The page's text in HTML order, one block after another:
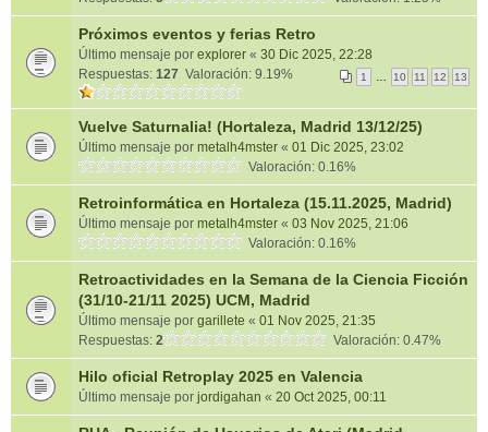
Próximos eventos y ferias Retro
Último mensaje por explorer « 30 Dic 2025, 22:28
Respuestas: 127 1 10 11 12 13
Valoración: 9.19%
Vuelve Saturnalia! (Hortaleza, Madrid 13/12/25)
Último mensaje por metalh4mster « 01 Dic 2025, 23:02
Valoración: 0.16%
Retroinformática en Hortaleza (15.11.2025, Madrid)
Último mensaje por metalh4mster « 03 Nov 2025, 21:06
Valoración: 0.16%
Retroactividades en la Semana de la Ciencia Ficción
(31/10-21/11 2025) UCM, Madrid
Último mensaje por garillete « 01 Nov 2025, 21:35
Respuestas: 2 Valoración: 0.47%
Hilo oficial Retroplay 2025 en Valencia
Último mensaje por jordigahan « 20 Oct 2025, 00:11